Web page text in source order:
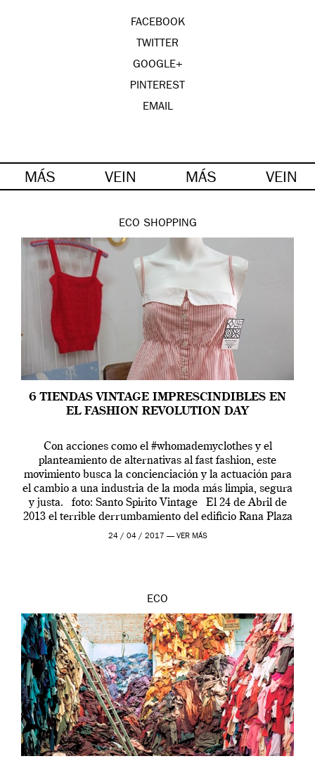
FACEBOOK
TWITTER
GOOGLE+
PINTEREST
EMAIL
MÁS VEIN MÁS VEIN
ECO SHOPPING
6 TIENDAS VINTAGE IMPRESCINDIBLES EN
EL FASHION REVOLUTION DAY
Con acciones como el #whomademyclothes y el
planteamiento de alternativas al fast fashion, este
movimiento busca la concienciación y la actuación para
el cambio a una industria de la moda más limpia, segura
y justa. foto: Santo Spirito Vintage El 24 de Abril de
2013 el terrible derrumbamiento del edificio Rana Plaza
en […]
24 / 04 / 2017 — VER MÁS
ECO